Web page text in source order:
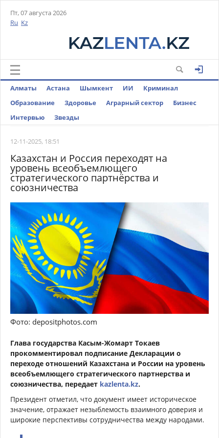
Пт, 07 августа 2026
Ru Kz
Алматы Астана Шымкент ИИ
Криминал
Образование
Здоровье Аграрный сектор
Бизнес
Интервью
Звезды
12-11-2025, 18:51
Казахстан и Россия переходят на
уровень всеобъемлющего
стратегического партнёрства и
союзничества
Фото: depositphotos.com
Глава государства Касым-Жомарт Токаев
прокомментировал подписание Декларации о
переходе отношений Казахстана и России на уровень
всеобъемлющего стратегического партнерства и
союзничества, передает kazlenta.kz.
Президент отметил, что документ имеет историческое
значение, отражает незыблемость взаимного доверия и
широкие перспективы сотрудничества между народами.